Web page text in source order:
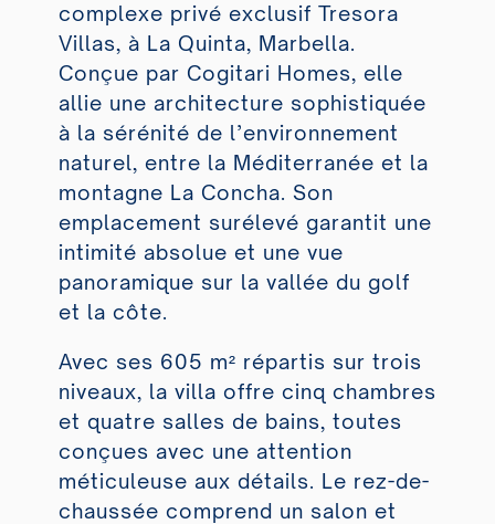
complexe privé exclusif Tresora
Villas, à La Quinta, Marbella.
Conçue par Cogitari Homes, elle
allie une architecture sophistiquée
à la sérénité de l’environnement
naturel, entre la Méditerranée et la
montagne La Concha. Son
emplacement surélevé garantit une
intimité absolue et une vue
panoramique sur la vallée du golf
et la côte.
Avec ses 605 m² répartis sur trois
niveaux, la villa offre cinq chambres
et quatre salles de bains, toutes
conçues avec une attention
méticuleuse aux détails. Le rez-de-
chaussée comprend un salon et